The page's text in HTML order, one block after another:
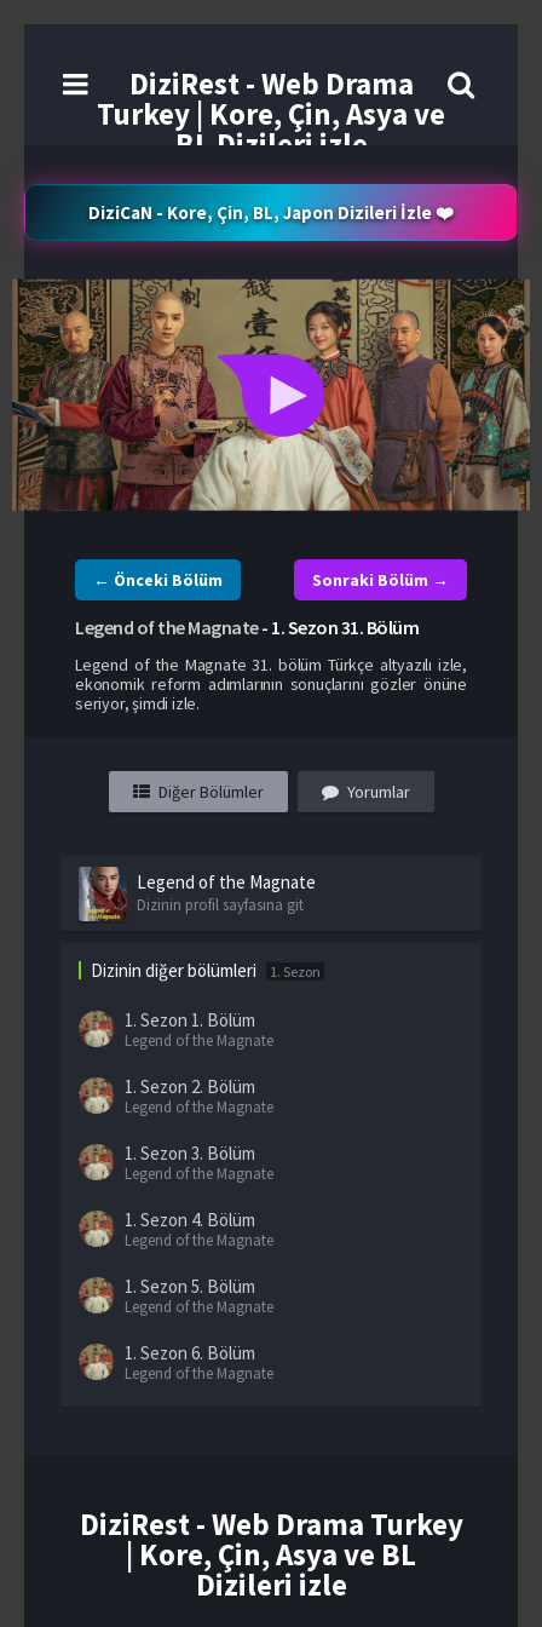
DiziRest - Web Drama
Turkey | Kore, Çin, Asya ve
BL Dizileri izle
DiziCaN - Kore, Çin, BL, Japon Dizileri İzle ❤️
← Önceki Bölüm Sonraki Bölüm →
Legend of the Magnate- 1. Sezon31. Bölüm
Legend of the Magnate 31. bölüm Türkçe altyazılı izle,
ekonomik reform adımlarının sonuçlarını gözler önüne
seriyor, şimdi izle.
Diğer Bölümler Yorumlar
Legend of the Magnate
Dizinin profil sayfasına git
Dizinin diğer bölümleri 1. Sezon
1. Sezon 1. Bölüm
Legend of the Magnate
1. Sezon 2. Bölüm
Legend of the Magnate
1. Sezon 3. Bölüm
Legend of the Magnate
1. Sezon 4. Bölüm
Legend of the Magnate
1. Sezon 5. Bölüm
Legend of the Magnate
1. Sezon 6. Bölüm
Legend of the Magnate
1. Sezon9. Bölüm
Legend of the Magnate
DiziRest - Web Drama Turkey
| Kore, Çin, Asya ve BL
Dizileri izle